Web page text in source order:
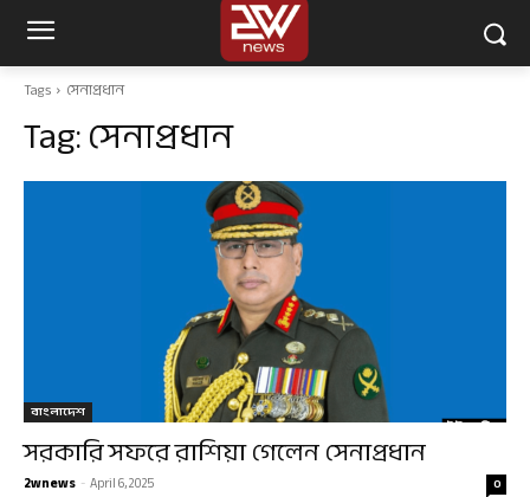
Tags সেনাপ্রধান
Tag:সেনাপ্রধান
বাংলাদেশ
সরকারি সফরে রাশিয়া গেলেন সেনাপ্রধান
2wnews -April 6, 2025 0